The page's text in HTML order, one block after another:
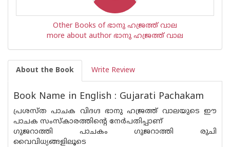
Other Books of ഭാനു ഹജ്രത്ത് വാല
more about author ഭാനു ഹജ്രത്ത് വാല
About the Book Write Review
Book Name in English : Gujarati Pachakam
പ്രശസ്ത പാചക വിദഗ്ദ ഭാനു ഹജ്രത്ത് വാലയുടെ ഈ
പാചക സംസ്കാരത്തിന്റെ നേര്‍പതിപ്പാണ്
ഗുജറാത്തി പാചകം ഗുജറാത്തി രുചി
വൈവിധ്യങ്ങളിലൂടെ